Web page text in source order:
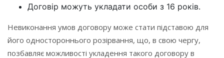
Договір можуть укладати особи з 16 років.
Невиконання умов договору може стати підставою для
його одностороннього розірвання, що, в свою чергу,
позбавляє можливості укладення такого договору в